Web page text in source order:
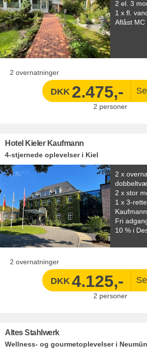
2 el. 3
1 x fl.
Aflåst MC
2 overnatninger
DKK 2.475,-
2 personer
Hotel Kieler Kaufmann
4-stjernede oplevelser i Kiel
2 x
2 x stor
1 x 3-
Fri
10 % i
2 overnatninger
DKK 4.125,-
2 personer
Altes Stahlwerk
Wellness- og gourmetoplevelser i